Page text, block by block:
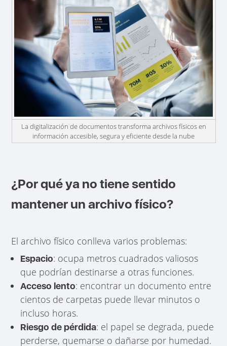
La digitalización de documentos transforma archivos físicos en
información accesible, segura y eficiente desde la nube
¿Por qué ya no tiene sentido
mantener un archivo físico?
El archivo físico conlleva varios problemas:
Espacio: ocupa metros cuadrados valiosos
que podrían destinarse a otras funciones.
Acceso lento: encontrar un documento entre
cientos de carpetas puede llevar minutos o
incluso horas.
Riesgo de pérdida: el papel se degrada, puede
perderse, quemarse o dañarse por humedad.